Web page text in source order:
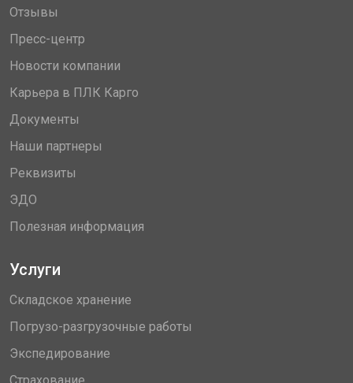
Отзывы
Пресс-центр
Новости компании
Карьера в ПЛК Карго
Документы
Наши партнеры
Реквизиты
ЭДО
Полезная информация
Услуги
Складское хранение
Погрузо-разгрузочные работы
Экспедирование